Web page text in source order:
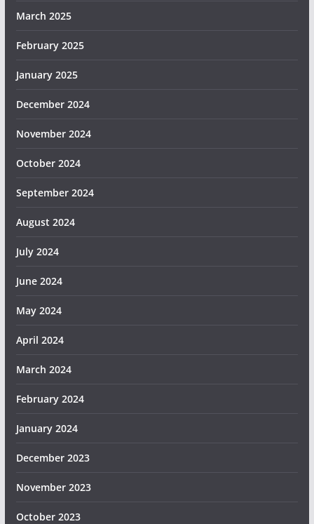
March 2025
February 2025
January 2025
December 2024
November 2024
October 2024
September 2024
August 2024
July 2024
June 2024
May 2024
April 2024
March 2024
February 2024
January 2024
December 2023
November 2023
October 2023